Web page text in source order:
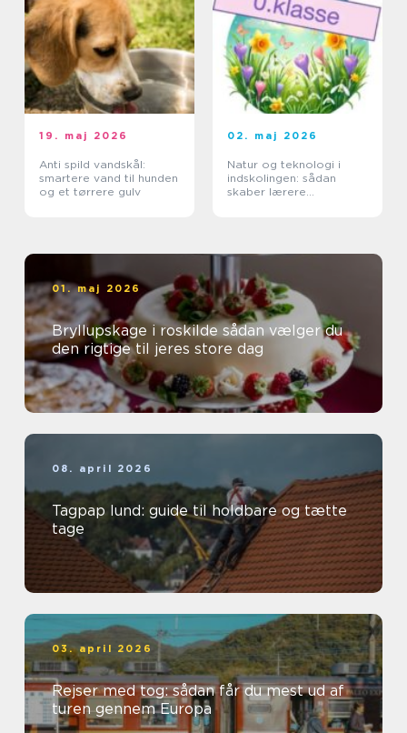
19. maj 2026
Anti spild vandskål:
smartere vand til hunden
og et tørrere gulv
02. maj 2026
Natur og teknologi i
indskolingen: sådan
skaber lærere
01. maj 2026
Bryllupskage i roskilde sådan vælger du
den rigtige til jeres store dag
08. april 2026
Tagpap lund: guide til holdbare og tætte
tage
03. april 2026
Rejser med tog: sådan får du mest ud af
turen gennem Europa